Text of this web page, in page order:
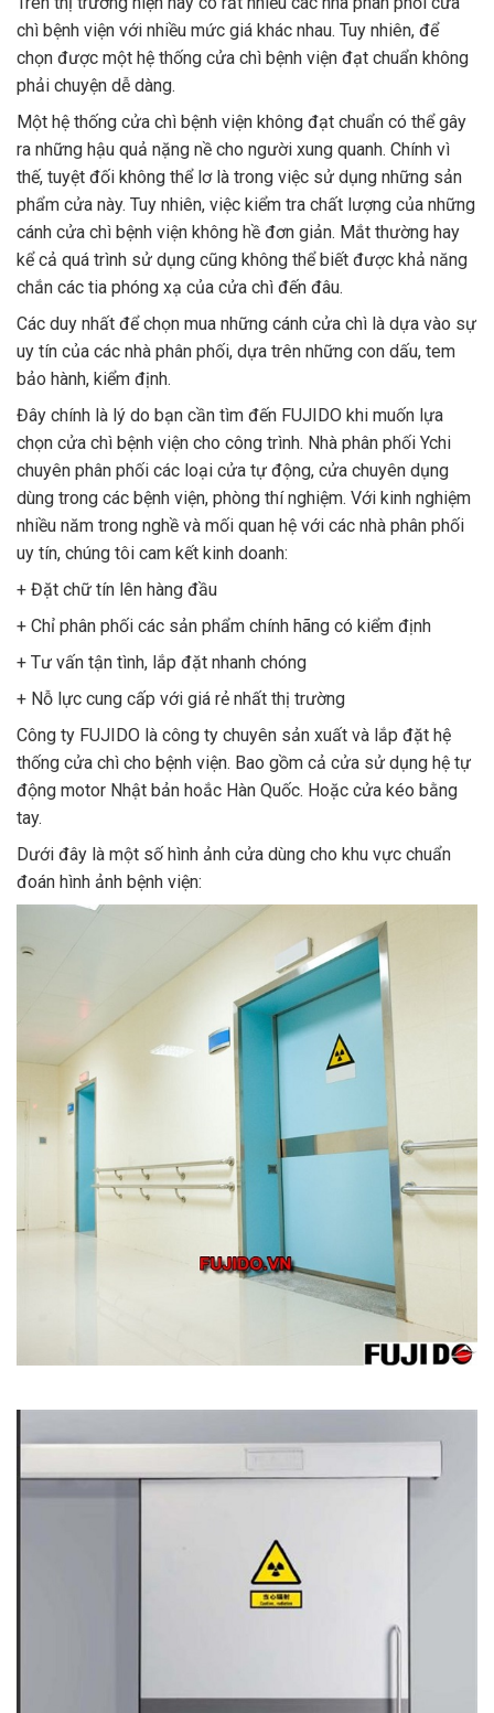
chì bệnh viện với nhiều mức giá khác nhau. Tuy nhiên, để
chọn được một hệ thống cửa chì bệnh viện đạt chuẩn không
phải chuyện dễ dàng.
Một hệ thống cửa chì bệnh viện không đạt chuẩn có thể gây
ra những hậu quả nặng nề cho người xung quanh. Chính vì
thế, tuyệt đối không thể lơ là trong việc sử dụng những sản
phẩm cửa này. Tuy nhiên, việc kiểm tra chất lượng của những
cánh cửa chì bệnh viện không hề đơn giản. Mắt thường hay
kể cả quá trình sử dụng cũng không thể biết được khả năng
chắn các tia phóng xạ của cửa chì đến đâu.
Các duy nhất để chọn mua những cánh cửa chì là dựa vào sự
uy tín của các nhà phân phối, dựa trên những con dấu, tem
bảo hành, kiểm định.
Đây chính là lý do bạn cần tìm đến FUJIDO khi muốn lựa
chọn cửa chì bệnh viện cho công trình. Nhà phân phối Ychi
chuyên phân phối các loại cửa tự động, cửa chuyên dụng
dùng trong các bệnh viện, phòng thí nghiệm. Với kinh nghiệm
nhiều năm trong nghề và mối quan hệ với các nhà phân phối
uy tín, chúng tôi cam kết kinh doanh:
+ Đặt chữ tín lên hàng đầu
+ Chỉ phân phối các sản phẩm chính hãng có kiểm định
+ Tư vấn tận tình, lắp đặt nhanh chóng
+ Nỗ lực cung cấp với giá rẻ nhất thị trường
Công ty FUJIDO là công ty chuyên sản xuất và lắp đặt hệ
thống cửa chì cho bệnh viện. Bao gồm cả cửa sử dụng hệ tự
động motor Nhật bản hoắc Hàn Quốc. Hoặc cửa kéo bằng
tay.
Dưới đây là một số hình ảnh cửa dùng cho khu vực chuẩn
đoán hình ảnh bệnh viện: